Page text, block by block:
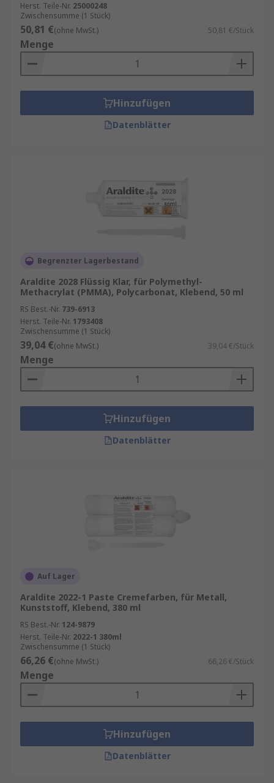
Herst. Teile-Nr. 25000248
Zwischensumme (1 Stück)
50,81 €(ohne MwSt.) 50,81 €/Stück
Menge
Hinzufügen
Datenblätter
Begrenzter Lagerbestand
Araldite 2028 Flüssig Klar, für Polymethyl-
Methacrylat (PMMA), Polycarbonat, Klebend, 50 ml
RS Best.-Nr. 739-6913
Herst. Teile-Nr. 1793408
Zwischensumme (1 Stück)
39,04 €(ohne MwSt.) 39,04 €/Stück
Menge
Hinzufügen
Datenblätter
Auf Lager
Araldite 2022-1 Paste Cremefarben, für Metall,
Kunststoff, Klebend, 380 ml
RS Best.-Nr. 124-9879
Herst. Teile-Nr. 2022-1 380ml
Zwischensumme (1 Stück)
66,26 €(ohne MwSt.) 66,26 €/Stück
Menge
Hinzufügen
Datenblätter